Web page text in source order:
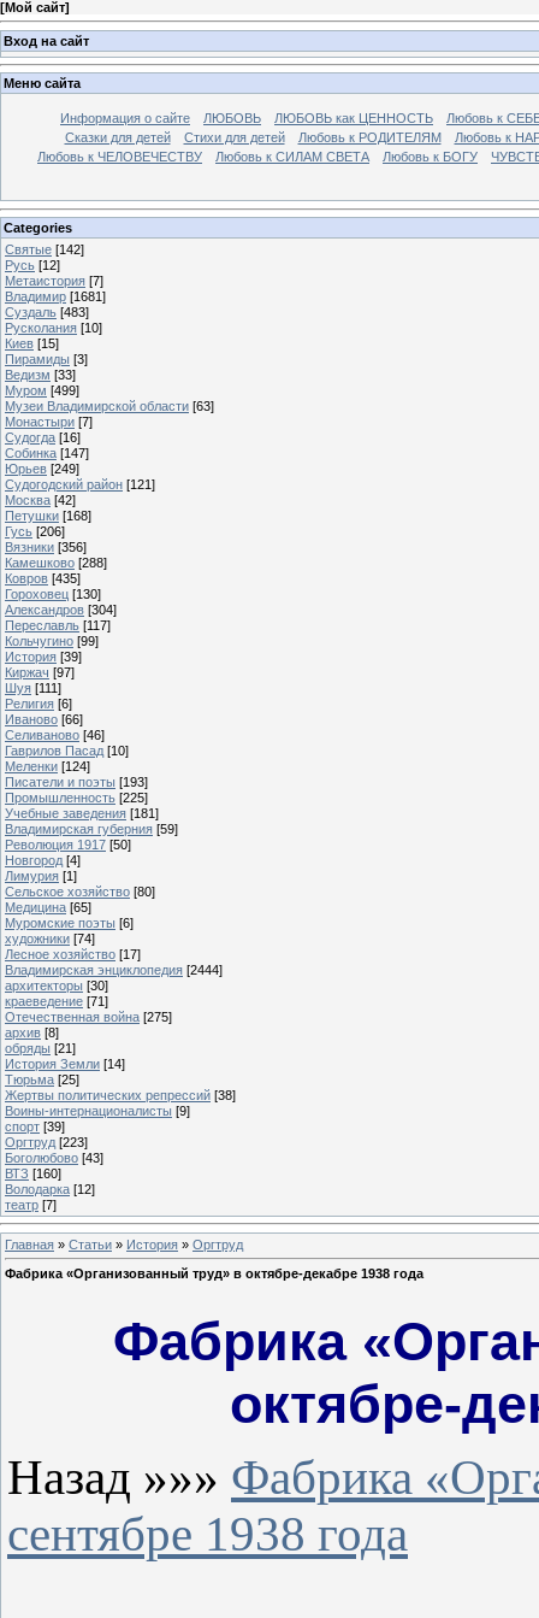
[Мой сайт]
Вход на сайт
Меню сайта
Информация о сайте ЛЮБОВЬ ЛЮБОВЬ как ЦЕННОСТЬ
Любовь к
Сказки для детей
Стихи для детей Любовь к РОДИТЕЛЯМ
Любовь к
Любовь к ЧЕЛОВЕЧЕСТВУ
Любовь к СИЛАМ СВЕТА Любовь к БОГУ
Categories
Святые [142]
Русь [12]
Метаистория [7]
Владимир [1681]
Суздаль [483]
Русколания [10]
Киев [15]
Пирамиды [3]
Ведизм [33]
Муром [499]
Музеи Владимирской области [63]
Монастыри [7]
Судогда [16]
Собинка [147]
Юрьев [249]
Судогодский район [121]
Москва [42]
Петушки [168]
Гусь [206]
Вязники [356]
Камешково [288]
Ковров [435]
Гороховец [130]
Александров [304]
Переславль [117]
Кольчугино [99]
История [39]
Киржач [97]
Шуя [111]
Религия [6]
Иваново [66]
Селиваново [46]
Гаврилов Пасад [10]
Меленки [124]
Писатели и поэты [193]
Промышленность [225]
Учебные заведения [181]
Владимирская губерния [59]
Революция 1917 [50]
Новгород [4]
Лимурия [1]
Сельское хозяйство [80]
Медицина [65]
Муромские поэты [6]
художники [74]
Лесное хозяйство [17]
Владимирская энциклопедия [2444]
архитекторы [30]
краеведение [71]
Отечественная война [275]
архив [8]
обряды [21]
История Земли [14]
Тюрьма [25]
Жертвы политических репрессий [38]
Воины-интернационалисты [9]
спорт [39]
Оргтруд [223]
Боголюбово [43]
ВТЗ [160]
Володарка [12]
театр [7]
Главная » Статьи » История » Оргтруд
Фабрика «Организованный труд» в октябре-декабре 1938 года
Фабрика
октябре-
Назад »»» Фабрика
сентябре 1938 года